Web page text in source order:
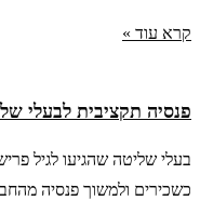
קרא עוד »
פנסיה תקציבית לבעלי
בעלי שליטה שהגיעו לגיל
כשכירים ולמשוך פנסיה